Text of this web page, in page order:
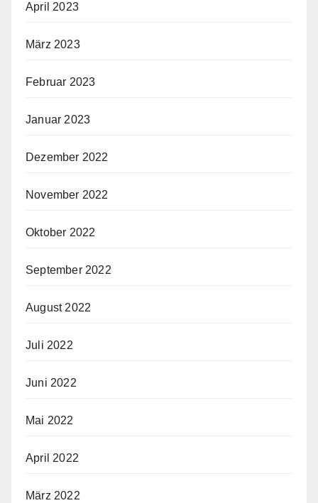
April 2023
März 2023
Februar 2023
Januar 2023
Dezember 2022
November 2022
Oktober 2022
September 2022
August 2022
Juli 2022
Juni 2022
Mai 2022
April 2022
März 2022